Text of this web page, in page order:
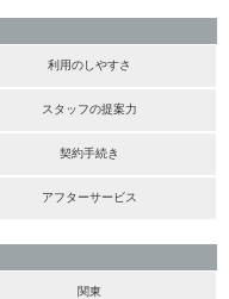
利用のしやすさ
スタッフの提案力
契約手続き
アフターサービス
関東